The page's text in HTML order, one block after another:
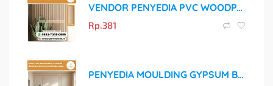
VENDOR PENYEDIA PVC WOODPANEL BERKUALITAS DI BATU
Rp.381
PENYEDIA MOULDING GYPSUM BERKUALITAS DI KOTA MALANG